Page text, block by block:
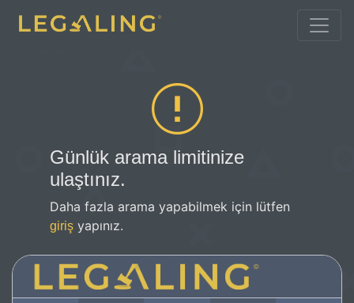
Günlük arama limitinize
ulaştınız.
Daha fazla arama yapabilmek için lütfen
giriş yapınız.